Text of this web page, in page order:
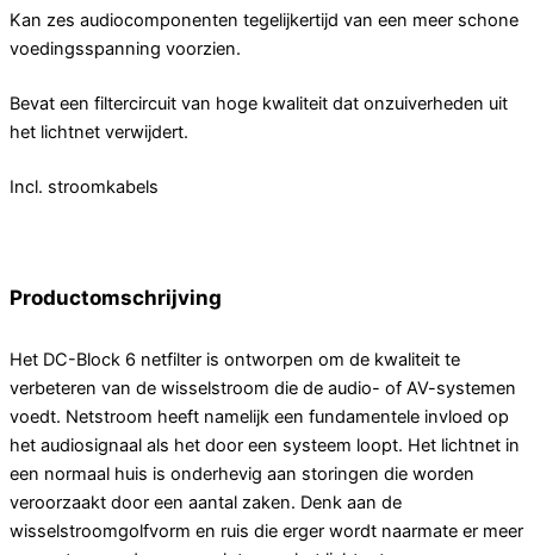
Kan zes audiocomponenten tegelijkertijd van een meer schone
voedingsspanning voorzien.
Bevat een filtercircuit van hoge kwaliteit dat onzuiverheden uit
het lichtnet verwijdert.
Incl. stroomkabels
Productomschrijving
Het DC-Block 6 netfilter is ontworpen om de kwaliteit te
verbeteren van de wisselstroom die de audio- of AV-systemen
voedt. Netstroom heeft namelijk een fundamentele invloed op
het audiosignaal als het door een systeem loopt. Het lichtnet in
een normaal huis is onderhevig aan storingen die worden
veroorzaakt door een aantal zaken. Denk aan de
wisselstroomgolfvorm en ruis die erger wordt naarmate er meer